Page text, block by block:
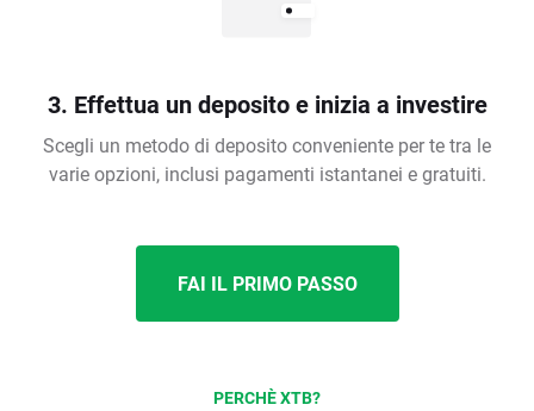
3. Effettua un deposito e inizia a investire
Scegli un metodo di deposito conveniente per te tra le
varie opzioni, inclusi pagamenti istantanei e gratuiti.
FAI IL PRIMO PASSO
PERCHÈ XTB?